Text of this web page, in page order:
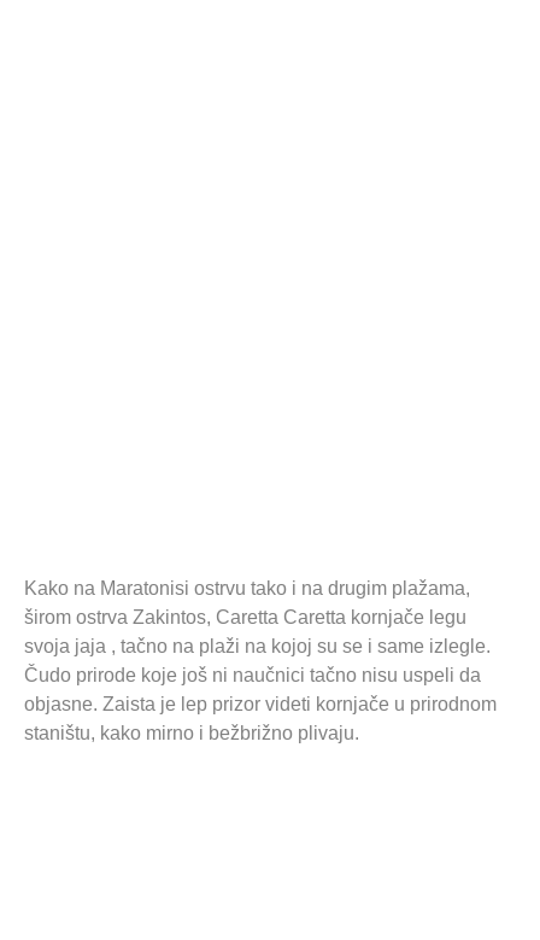
Kako na Maratonisi ostrvu tako i na drugim plažama,
širom ostrva Zakintos, Caretta Caretta kornjače legu
svoja jaja , tačno na plaži na kojoj su se i same izlegle.
Čudo prirode koje još ni naučnici tačno nisu uspeli da
objasne. Zaista je lep prizor videti kornjače u prirodnom
staništu, kako mirno i bežbrižno plivaju.